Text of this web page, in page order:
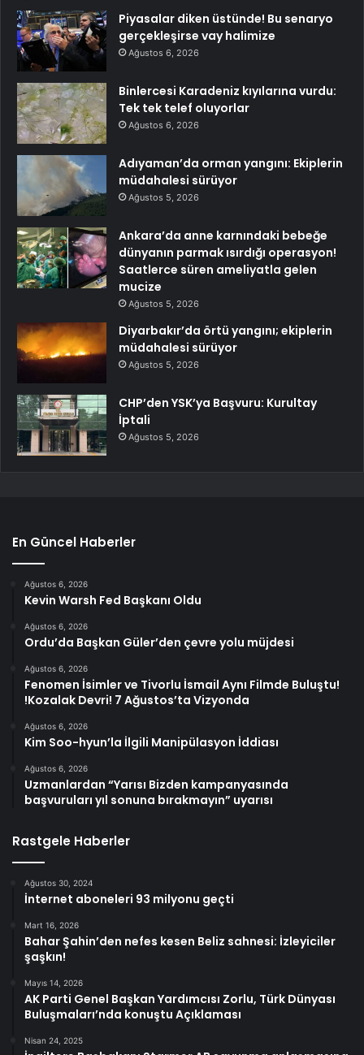
Piyasalar diken üstünde! Bu senaryo
gerçekleşirse vay halimize
Ağustos 6, 2026
Binlercesi Karadeniz kıyılarına vurdu:
Tek tek telef oluyorlar
Ağustos 6, 2026
Adıyaman’da orman yangını: Ekiplerin
müdahalesi sürüyor
Ağustos 5, 2026
Ankara’da anne karnındaki bebeğe
dünyanın parmak ısırdığı operasyon!
Saatlerce süren ameliyatla gelen
mucize
Ağustos 5, 2026
Diyarbakır’da örtü yangını; ekiplerin
müdahalesi sürüyor
Ağustos 5, 2026
CHP’den YSK’ya Başvuru: Kurultay
İptali
Ağustos 5, 2026
En Güncel Haberler
Ağustos 6, 2026
Kevin Warsh Fed Başkanı Oldu
Ağustos 6, 2026
Ordu’da Başkan Güler’den çevre yolu müjdesi
Ağustos 6, 2026
Fenomen İsimler ve Tivorlu İsmail Aynı Filmde Buluştu!
!Kozalak Devri! 7 Ağustos’ta Vizyonda
Ağustos 6, 2026
Kim Soo-hyun’la İlgili Manipülasyon İddiası
Ağustos 6, 2026
Uzmanlardan “Yarısı Bizden kampanyasında
başvuruları yıl sonuna bırakmayın” uyarısı
Rastgele Haberler
Ağustos 30, 2024
İnternet aboneleri 93 milyonu geçti
Mart 16, 2026
Bahar Şahin’den nefes kesen Beliz sahnesi: İzleyiciler
şaşkın!
Mayıs 14, 2026
AK Parti Genel Başkan Yardımcısı Zorlu, Türk Dünyası
Buluşmaları’nda konuştu Açıklaması
Nisan 24, 2025